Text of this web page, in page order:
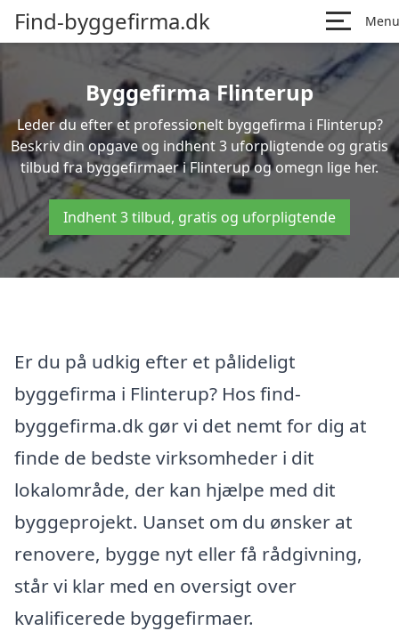
Find-byggefirma.dk Menu
Byggefirma Flinterup
Leder du efter et professionelt byggefirma i Flinterup?
Beskriv din opgave og indhent 3 uforpligtende og gratis
tilbud fra byggefirmaer i Flinterup og omegn lige her.
Indhent 3 tilbud, gratis og uforpligtende
Er du på udkig efter et pålideligt
byggefirma i Flinterup? Hos find-
byggefirma.dk gør vi det nemt for dig at
finde de bedste virksomheder i dit
lokalområde, der kan hjælpe med dit
byggeprojekt. Uanset om du ønsker at
renovere, bygge nyt eller få rådgivning,
står vi klar med en oversigt over
kvalificerede byggefirmaer.